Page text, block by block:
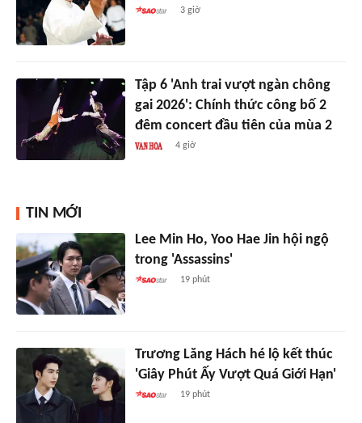
3 giờ
Tập 6 'Anh trai vượt ngàn chông
gai 2026': Chính thức công bố 2
đêm concert đầu tiên của mùa 2
4 giờ
TIN MỚI
Lee Min Ho, Yoo Hae Jin hội ngộ
trong 'Assassins'
19 phút
Trương Lăng Hách hé lộ kết thúc
'Giây Phút Ấy Vượt Quá Giới Hạn'
19 phút